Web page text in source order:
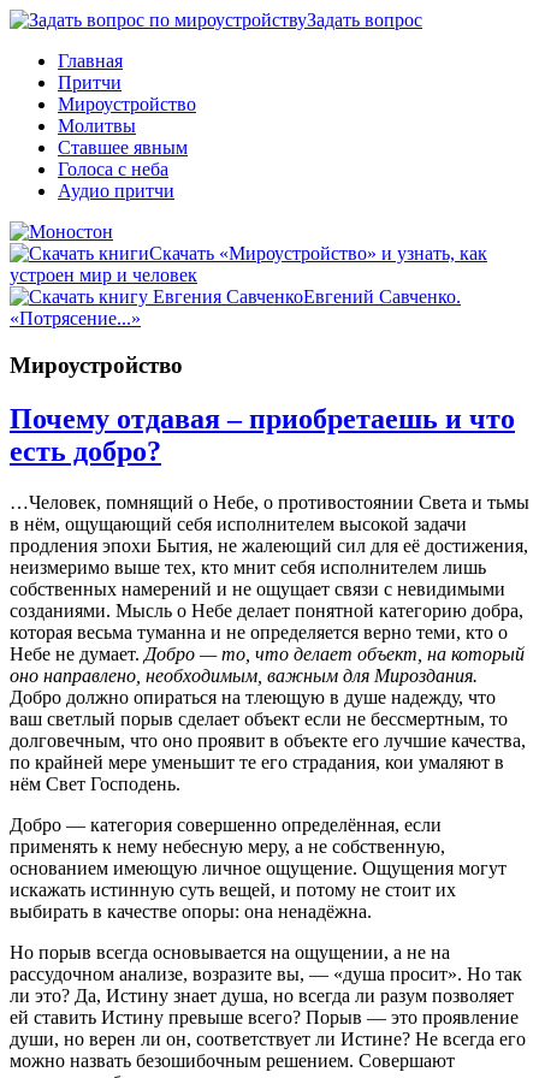
Задать вопрос
Главная
Притчи
Мироустройство
Молитвы
Ставшее явным
Голоса с неба
Аудио притчи
Скачать «Мироустройство» и узнать, как
устроен мир и человек
Евгений Савченко.
«Потрясение...»
Мироустройство
Почему отдавая – приобретаешь и что
есть добро?
…Человек, помнящий о Небе, о противостоянии Света и тьмы
в нём, ощущающий себя исполнителем высокой задачи
продления эпохи Бытия, не жалеющий сил для её достижения,
неизмеримо выше тех, кто мнит себя исполнителем лишь
собственных намерений и не ощущает связи с невидимыми
созданиями. Мысль о Небе делает понятной категорию добра,
которая весьма туманна и не определяется верно теми, кто о
Небе не думает. Добро — то, что делает объект, на который
оно направлено, необходимым, важным для Мироздания.
Добро должно опираться на тлеющую в душе надежду, что
ваш светлый порыв сделает объект если не бессмертным, то
долговечным, что оно проявит в объекте его лучшие качества,
по крайней мере уменьшит те его страдания, кои умаляют в
нём Свет Господень.
Добро — категория совершенно определённая, если
применять к нему небесную меру, а не собственную,
основанием имеющую личное ощущение. Ощущения могут
искажать истинную суть вещей, и потому не стоит их
выбирать в качестве опоры: она ненадёжна.
Но порыв всегда основывается на ощущении, а не на
рассудочном анализе, возразите вы, — «душа просит». Но так
ли это? Да, Истину знает душа, но всегда ли разум позволяет
ей ставить Истину превыше всего? Порыв — это проявление
души, но верен ли он, соответствует ли Истине? Не всегда его
можно назвать безошибочным решением. Совершают